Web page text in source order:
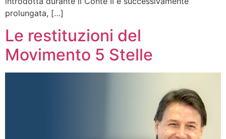
prolungata, […]
Le restituzioni del
Movimento 5 Stelle